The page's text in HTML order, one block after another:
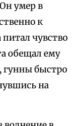
умер в
к
чувство
обещал ему
гунны быстро
на